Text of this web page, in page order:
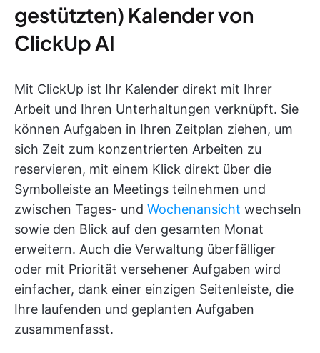
gestützten) Kalender von
ClickUp AI
Mit ClickUp ist Ihr Kalender direkt mit Ihrer
Arbeit und Ihren Unterhaltungen verknüpft. Sie
können Aufgaben in Ihren Zeitplan ziehen, um
sich Zeit zum konzentrierten Arbeiten zu
reservieren, mit einem Klick direkt über die
Symbolleiste an Meetings teilnehmen und
zwischen Tages- und Wochenansicht wechseln
sowie den Blick auf den gesamten Monat
erweitern. Auch die Verwaltung überfälliger
oder mit Priorität versehener Aufgaben wird
einfacher, dank einer einzigen Seitenleiste, die
Ihre laufenden und geplanten Aufgaben
zusammenfasst.